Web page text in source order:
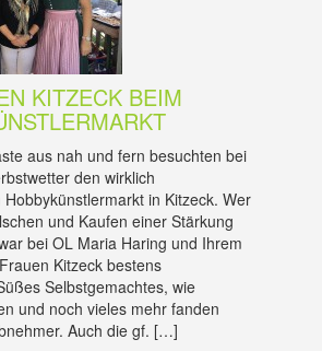
KITZECK BEIM
aus nah und fern besuchten bei
den wirklich
in Kitzeck. Wer
und Kaufen einer Stärkung
bei OL Maria Haring und Ihrem
Kitzeck bestens
Selbstgemachtes, wie
und noch vieles mehr fanden
Auch die gf. […]